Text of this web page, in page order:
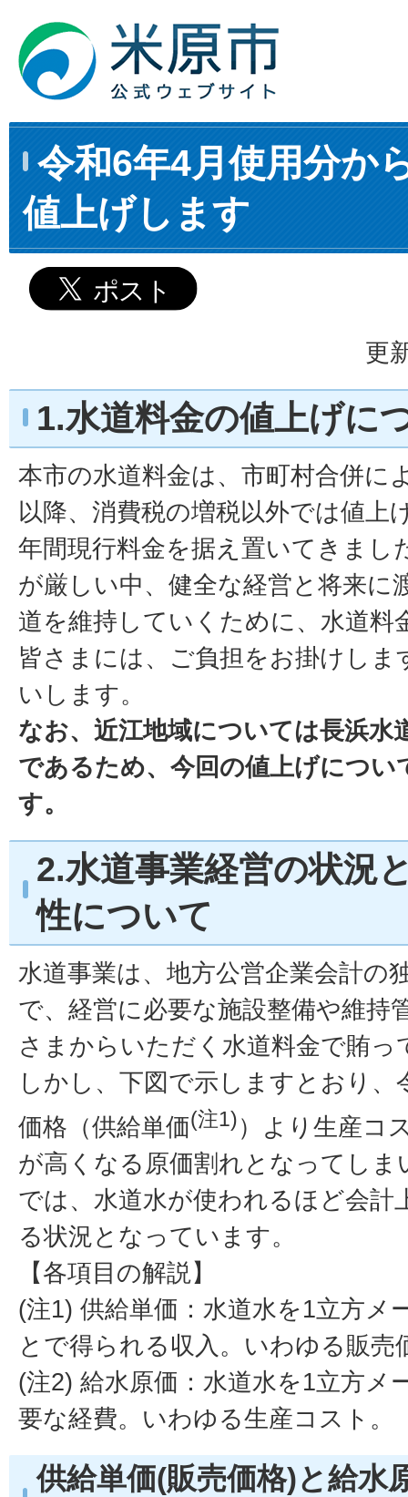
令和6年4月使用分か
値上げします
更
1.水道料金の値上げに
本市の水道料金は、市町村合併に
以降、消費税の増税以外では値上
年間現行料金を据え置いてきまし
が厳しい中、健全な経営と将来に
道を維持していくために、水道料
皆さまには、ご負担をお掛けしま
いします。
なお、近江地域については長浜水
であるため、今回の値上げについ
す。
2.水道事業経営の状況
性について
水道事業は、地方公営企業会計の
で、経営に必要な施設整備や維持
さまからいただく水道料金で賄っ
しかし、下図で示しますとおり、
価格（供給単価(注1)）より生産コ
が高くなる原価割れとなってしま
では、水道水が使われるほど会計
る状況となっています。
【各項目の解説】
(注1) 供給単価：水道水を1立方メ
とで得られる収入。いわゆる販売
(注2) 給水原価：水道水を1立方メ
要な経費。いわゆる生産コスト。
供給単価(販売価格)と給水